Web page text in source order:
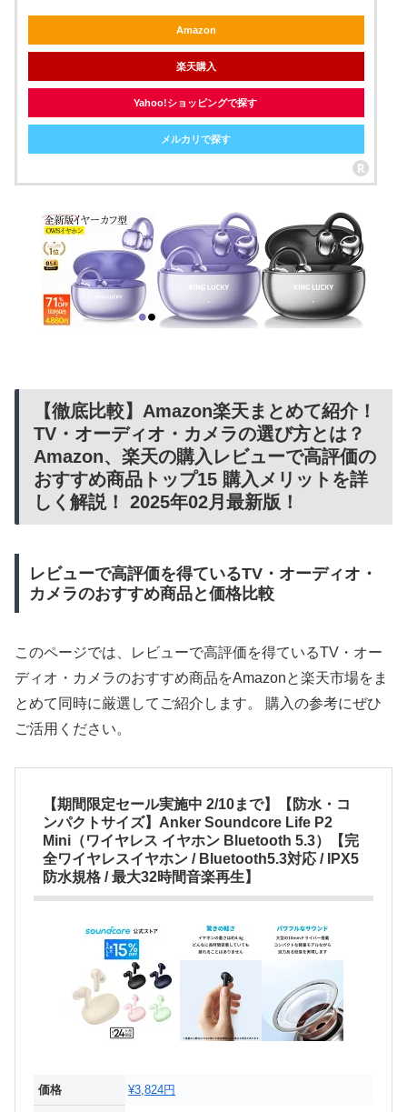
Amazon
楽天購入
Yahoo!ショッピングで探す
メルカリで探す
【徹底比較】Amazon楽天まとめて紹介！
TV・オーディオ・カメラの選び方とは？
Amazon、楽天の購入レビューで高評価の
おすすめ商品トップ15 購入メリットを詳
しく解説！ 2025年02月最新版！
レビューで高評価を得ているTV・オーディオ・
カメラのおすすめ商品と価格比較
このページでは、レビューで高評価を得ているTV・オー
ディオ・カメラのおすすめ商品をAmazonと楽天市場をま
とめて同時に厳選してご紹介します。 購入の参考にぜひ
ご活用ください。
【期間限定セール実施中 2/10まで】【防水・コ
ンパクトサイズ】Anker Soundcore Life P2
Mini（ワイヤレス イヤホン Bluetooth 5.3）【完
全ワイヤレスイヤホン / Bluetooth5.3対応 / IPX5
防水規格 / 最大32時間音楽再生】
価格 ¥3,824円